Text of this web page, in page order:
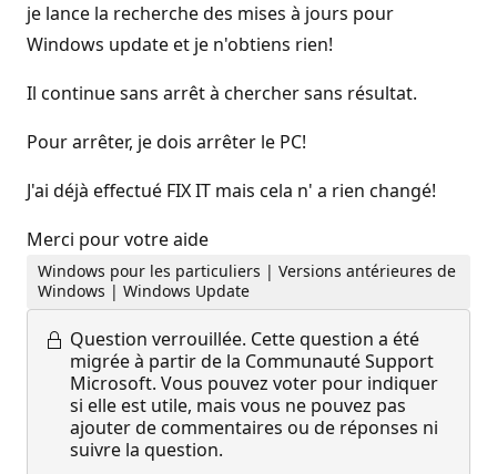
je lance la recherche des mises à jours pour
Windows update et je n'obtiens rien!
Il continue sans arrêt à chercher sans résultat.
Pour arrêter, je dois arrêter le PC!
J'ai déjà effectué FIX IT mais cela n' a rien changé!
Merci pour votre aide
Windows pour les particuliers | Versions antérieures de
Windows | Windows Update
Question verrouillée. Cette question a été
migrée à partir de la Communauté Support
Microsoft. Vous pouvez voter pour indiquer
si elle est utile, mais vous ne pouvez pas
ajouter de commentaires ou de réponses ni
suivre la question.